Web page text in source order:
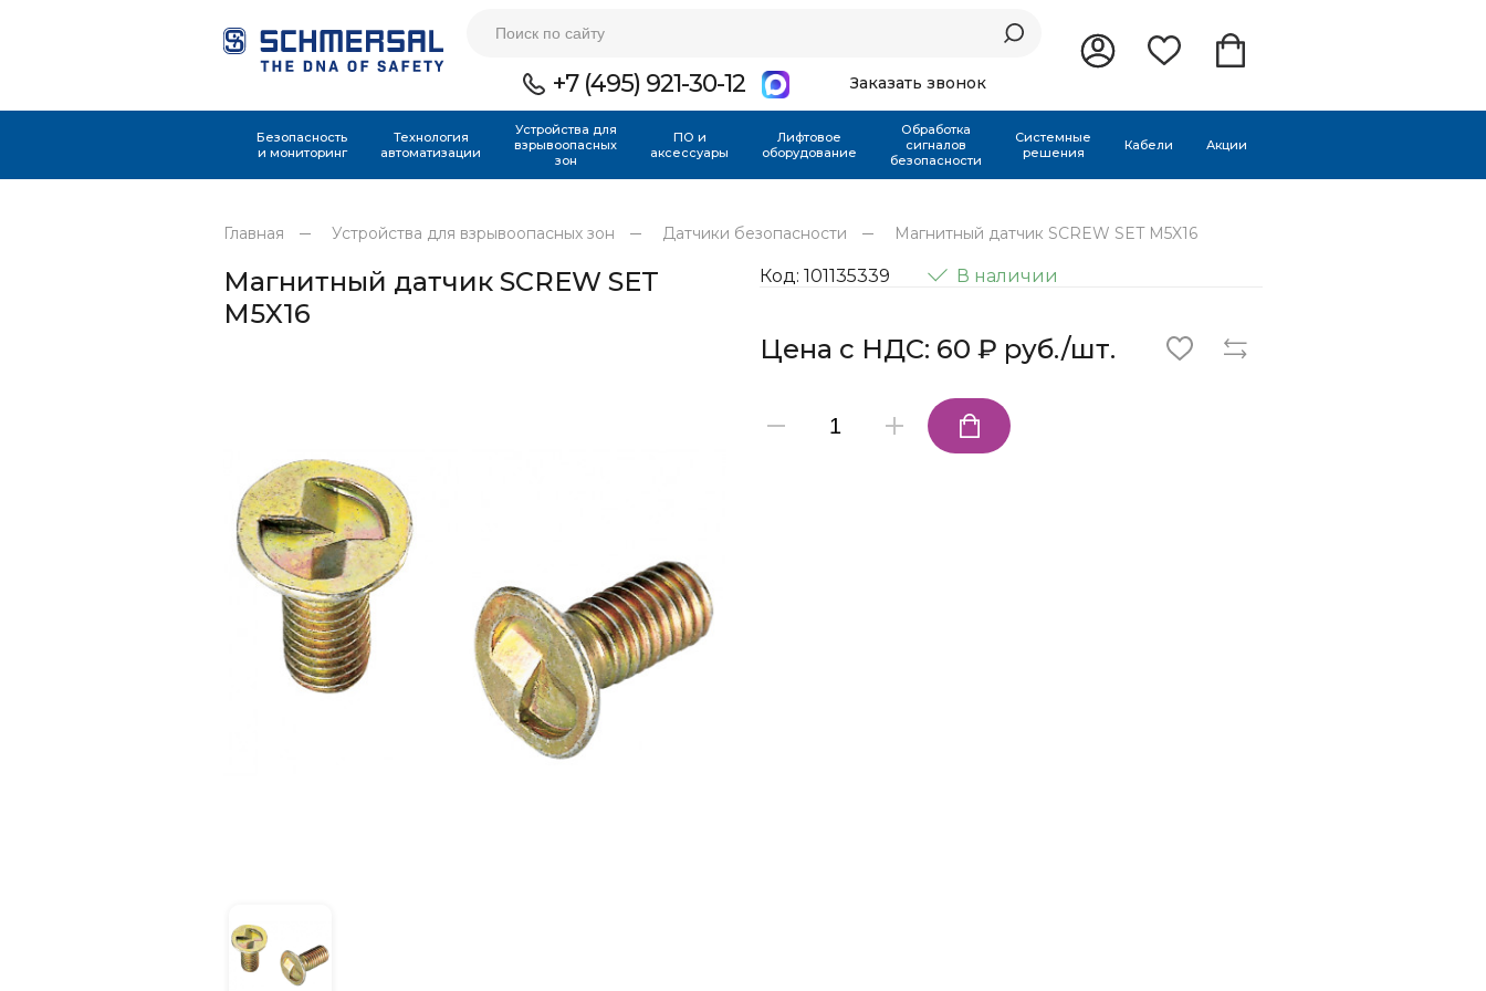
+7 (495) 921-30-12 Заказать звонок
Безопасность
и мониторинг
Технология
автоматизации
Устройства для
взрывоопасных
зон
ПО и
аксессуары
Лифтовое
оборудование
Обработка
сигналов
безопасности
Системные
решения
Кабели Акции
Главная Устройства для взрывоопасных зон Датчики безопасности Магнитный датчик SCREW SET M5X16
Магнитный датчик SCREW SET
M5X16
Код: 101135339 В наличии
Цена с НДС: 60 ₽ руб./шт.